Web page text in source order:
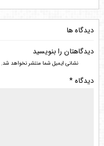
دیدگاه ها
دیدگاهتان را بنویسید
نشانی ایمیل شما منتشر نخواهد شد.
دیدگاه*